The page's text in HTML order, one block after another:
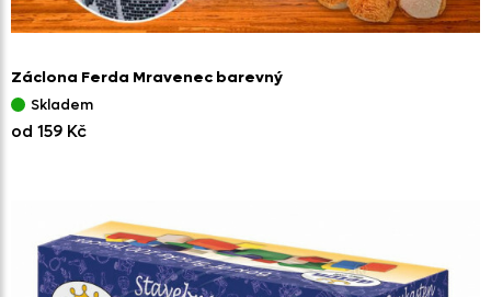
Záclona Ferda Mravenec barevný
Skladem
od 159 Kč